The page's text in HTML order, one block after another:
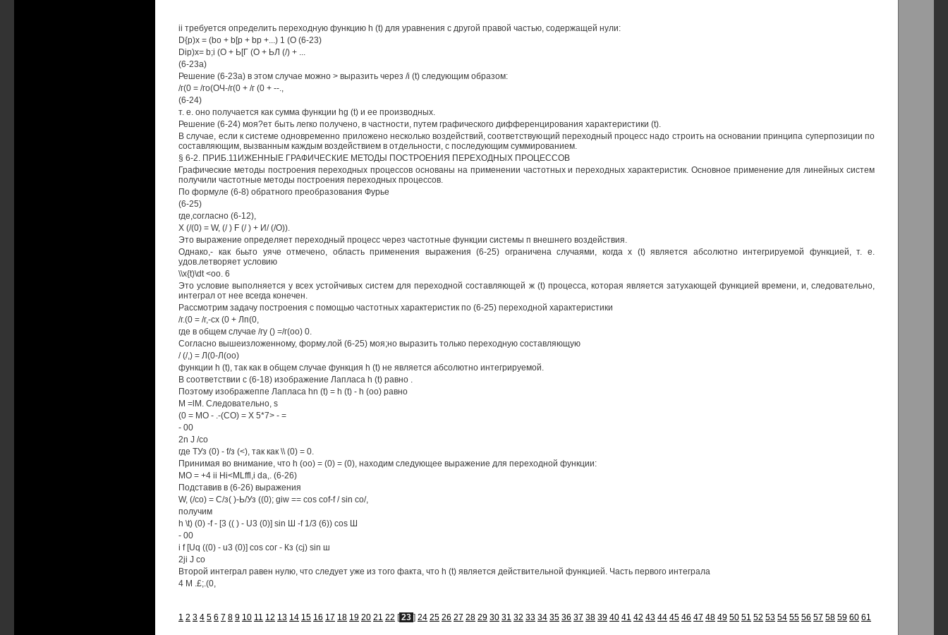
ii требуется определить переходную функцию h (t) для уравнения с другой правой частью, содержащей нули:
D{p)x = (bo + b[p + bp +...) 1 (О (6-23)
Dip)x= b;i (О + Ь[Г (О + ЬЛ (/) + ...
(6-23а)
Решение (6-23а) в этом случае можно > выразить через /i (t) следующим образом:
/г(0 = /го(ОЧ-/г(0 + /г (0 + --.,
(6-24)
т. е. оно получается как сумма функции hg (t) и ее производных.
Решение (6-24) моя?ет быть легко получено, в частности, путем графического дифференцирования характеристики (t).
В случае, если к системе одновременно приложено несколько воздействий, соответствующий переходный процесс надо строить на основании принципа суперпозиции по
составляющим, вызванным каждым воздействием в отдельности, с последующим суммированием.
§ 6-2. ПРИБ.11ИЖЕННЫЕ ГРАФИЧЕСКИЕ МЕТОДЫ ПОСТРОЕНИЯ ПЕРЕХОДНЫХ ПРОЦЕССОВ
Графические методы построения переходных процессов основаны на применении частотных и переходных характеристик. Основное применение для линейных систем
получили частотные методы построения переходных процессов.
По формуле (6-8) обратного преобразования Фурье
(6-25)
где,согласно (6-12),
X (/(0) = W, (/ ) F (/ ) + И/ (/О)).
Это выражение определяет переходный процесс через частотные функции системы п внешнего воздействия.
Однако,- как бььто уяче отмечено, область применения выражения (6-25) ограничена случаями, когда х (t) является абсолютно интегрируемой функцией, т. е.
удов.летворяет условию
\\x{t)\dt <оо. 6
Это условие выполняется у всех устойчивых систем для переходной составляющей ж (t) процесса, которая является затухающей функцией времени, и, следовательно,
интеграл от нее всегда конечен.
Рассмотрим задачу построения с помощью частотных характеристик по (6-25) переходной характеристики
/г.(0 = /г,-сх (0 + Лп(0,
где в общем случае /гу () =/г(оо) 0.
Согласно вышеизложенному, форму.лой (6-25) моя;но выразить только переходную составляющую
/ (/,) = Л(0-Л(оо)
функции h (t), так как в общем случае функция h (t) не является абсолютно интегрируемой.
В соответствии с (6-18) изображение Лапласа h (t) равно .
Поэтому изображеппе Лапласа hn (t) = h (t) - h (oo) равно
M =lM. Следовательно, s
(0 = MO - .-(CO) = X 5*7> - =
- 00
2n J /со
где ТУз (0) - f/з (<), так как \\ (0) = 0.
Принимая во внимание, что h (оо) = (0) = (0), находим следующее выражение для переходной функции:
МО = +4 ii Hi<MLffl,i da,. (6-26)
Подставив в (6-26) выражения
W, (/со) = С/з( )-Ь/Уз ((0); giw == cos cof-f / sin со/,
получим
h \t) (0) -f - [3 (( ) - U3 (0)] sin Ш -f 1/3 (6)) cos Ш
- 00
i f [Uq ((0) - u3 (0)] cos сог - Кз (cj) sin ш
2ji J co
Второй интеграл равен нулю, что следует уже из того факта, что h (t) является действительной функцией. Часть первого интеграла
4 М .£;.(0,
1 2 3 4 5 6 7 8 9 10 11 12 13 14 15 16 17 18 19 20 21 22 [ 23 ] 24 25 26 27 28 29 30 31 32 33 34 35 36 37 38 39 40 41 42 43 44 45 46 47 48 49 50 51 52 53 54 55 56 57 58 59 60 61